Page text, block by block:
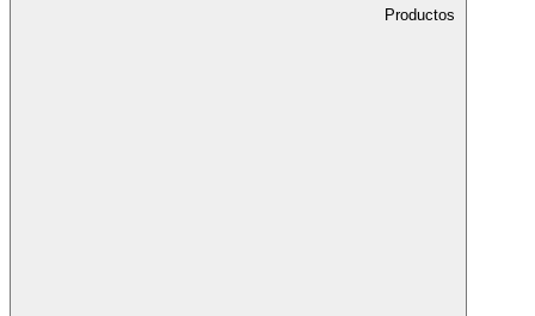
Productos